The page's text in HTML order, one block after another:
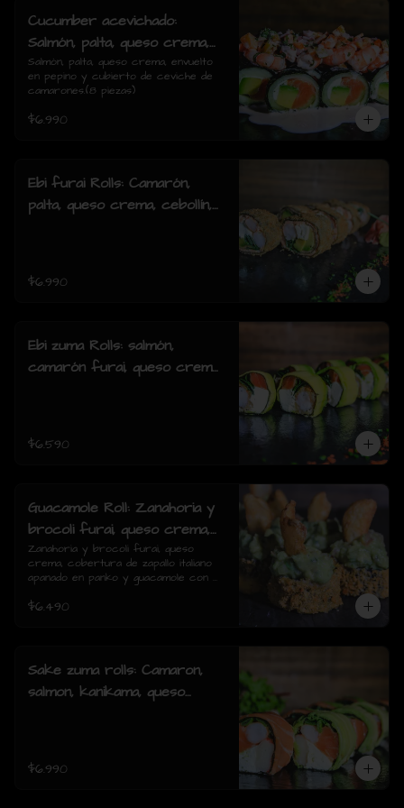
Cucumber acevichado:
Salmón, palta, queso crema,
envuelto en pepino y cubierto
de ceviche de camarones.(8
Salmón, palta, queso crema, envuelto
en pepino y cubierto de ceviche de
camarones.(8 piezas)
$6.990
Ebi furai Rolls: Camarón,
palta, queso crema, cebollín,
$6.990
Ebi zuma Rolls: salmón,
camarón furai, queso crema,
$6.590
Guacamole Roll: Zanahoria y
brocoli furai, queso crema,
cobertura de zapallo italiano
apanado en panko y
(8 piezas)
Zanahoria y brocoli furai, queso
crema, cobertura de zapallo italiano
apanado en panko y guacamole con
$6.490
Sake zuma rolls: Camaron,
salmon, kanikama, queso
$6.990